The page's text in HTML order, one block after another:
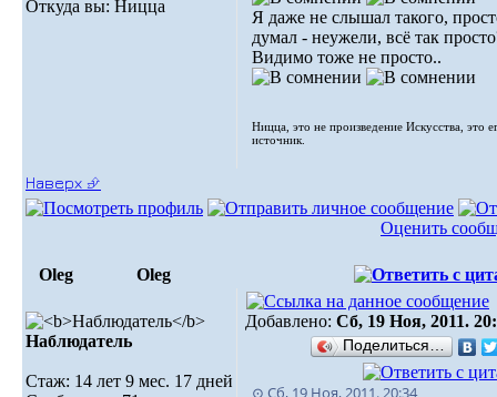
Откуда вы: Ницца
Я даже не слышал такого,
думал - неужели, всё так
Видимо тоже не просто..
Ницца, это не произведение Искусства, это
источник.
Наверх ⮵
Оценить
Oleg Oleg
Наблюдатель
Стаж: 14 лет 9 мес. 17 дней
Добавлено: Сб, 19 Ноя, 2011.
Поделиться…
⊙ Сб, 19 Ноя, 2011. 20:34